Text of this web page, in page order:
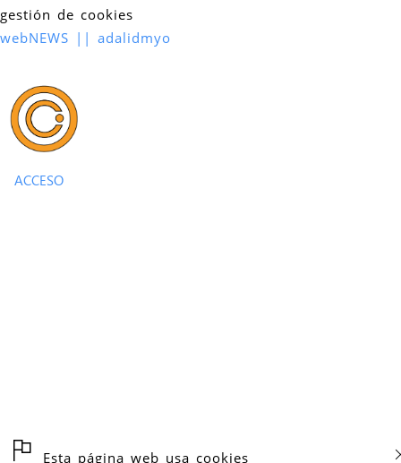
Esta página web usa cookies
gestión de cookies
webNEWS || adalidmyo
ACCESO